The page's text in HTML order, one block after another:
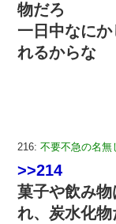
物だろ
一日中なに
れるからな
216: 不要不急の名無
>>214
菓子や飲み
れ、炭水化物